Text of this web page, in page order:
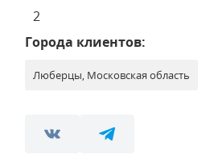
2
Города клиентов:
Люберцы, Московская область